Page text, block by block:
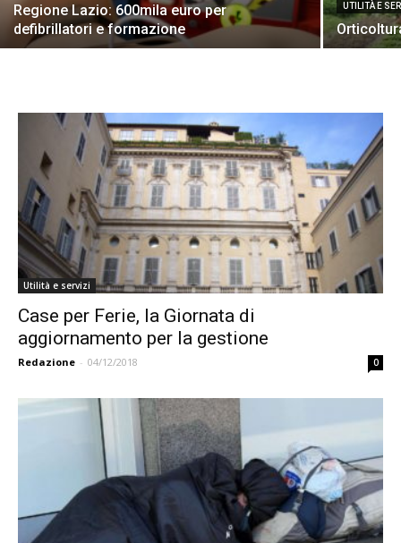
Regione Lazio: 600mila euro per
defibrillatori e formazione
UTILITÀ E
Utilità e servizi
Case per Ferie, la Giornata di
aggiornamento per la gestione
Redazione - 04/12/2018 0